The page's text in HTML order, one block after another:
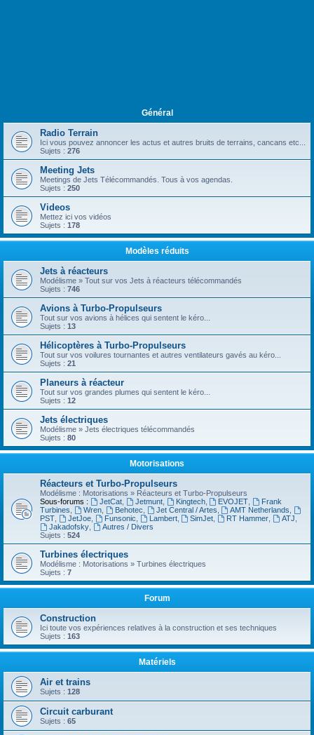
Général
Radio Terrain
Ici vous pouvez annoncer les actus et autres bruits de terrains, cancans etc...
Sujets : 276
Meeting Jets
Meetings de Jets Télécommandés. Tous à vos agendas.
Sujets : 250
Videos
Mettez ici vos vidéos
Sujets : 178
Modèles réduits
Jets à réacteurs
Modélisme » Tout sur vos Jets à réacteurs télécommandés
Sujets : 746
Avions à Turbo-Propulseurs
Tout sur vos avions à hélices qui sentent le kéro...
Sujets : 13
Hélicoptères à Turbo-Propulseurs
Tout sur vos voilures tournantes et autres ventilateurs gavés au kéro...
Sujets : 21
Planeurs à réacteur
Tout sur vos grandes plumes qui sentent le kéro...
Sujets : 12
Jets électriques
Modélisme » Jets électriques télécommandés
Sujets : 80
Motorisations
Réacteurs et Turbo-Propulseurs
Modélisme : Motorisations » Réacteurs et Turbo-Propulseurs
Sous-forums :
JetCat, Jetmunt, Kingtech, EVOJET
Frank
Turbines
Wren, Behotec Jet Central / Artes AMT Netherlands
PST
JetJoe, Funsonic Lambert, SimJet RT Hammer ATJ
Jakadofsky,
Autres / Divers
Sujets : 524
Turbines électriques
Modélisme : Motorisations » Turbines électriques
Sujets : 7
Forum
Construction
Ici toute vos expériences relatives à la construction et ses techniques
Sujets : 163
Matériels
Air et trains
Sujets : 128
Circuit carburant
Sujets : 65